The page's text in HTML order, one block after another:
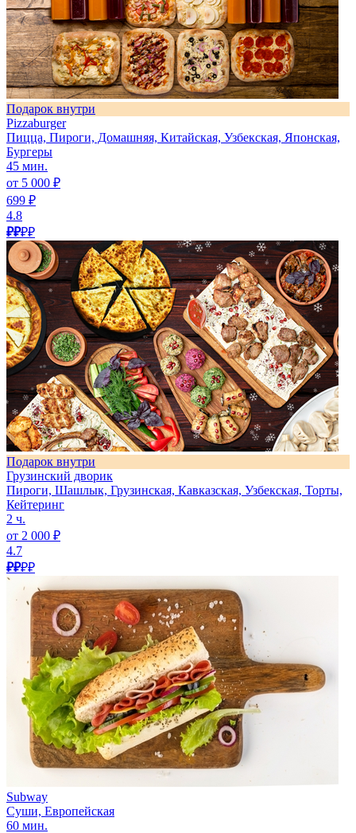
Подарок внутри
Pizzaburger
Пицца, Пироги, Домашняя, Китайская, Узбекская, Японская,
Бургеры
45 мин.
от 5 000 ₽
699 ₽
4.8
₽₽₽₽
Подарок внутри
Грузинский дворик
Пироги, Шашлык, Грузинская, Кавказская, Узбекская, Торты,
Кейтеринг
2 ч.
от 2 000 ₽
4.7
₽₽₽₽
Subway
Суши, Европейская
60 мин.